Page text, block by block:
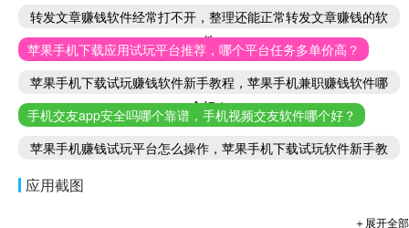
转发文章赚钱软件经常打不开，整理还能正常转发文章赚钱的软
件
苹果手机下载应用试玩平台推荐，哪个平台任务多单价高？
苹果手机下载试玩赚钱软件新手教程，苹果手机兼职赚钱软件哪
个好！
手机交友app安全吗哪个靠谱，手机视频交友软件哪个好？
苹果手机赚钱试玩平台怎么操作，苹果手机下载试玩软件新手教
应用截图
＋展开全部